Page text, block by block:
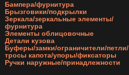
Бампера/фурнитура
Брызговики/подкрылки
Зеркала/зеркальные элементы/
фурнитура
Элементы облицовочные
Детали кузова
Буферы/замки/ограничители/петли/
тросы капота/упоры/фиксаторы
Ручки наружные/принадлежности